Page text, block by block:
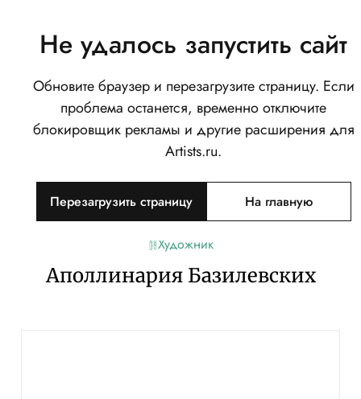
Не удалось запустить сайт
Обновите браузер и перезагрузите страницу. Если
проблема останется, временно отключите
блокировщик рекламы и другие расширения для
Artists.ru.
Перезагрузить страницу На главную
Художник
Аполлинария Базилевских